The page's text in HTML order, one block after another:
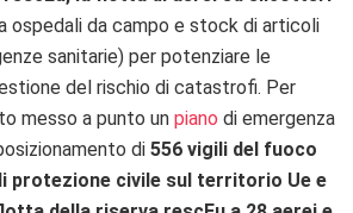
ospedali da campo e stock di articoli
sanitarie) per potenziare le
del rischio di catastrofi. Per
messo a punto un piano di emergenza
di 556 vigili del fuoco
protezione civile sul territorio Ue e